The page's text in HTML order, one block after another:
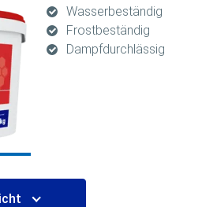
Wasserbeständig
Frostbeständig
Dampfdurchlässig